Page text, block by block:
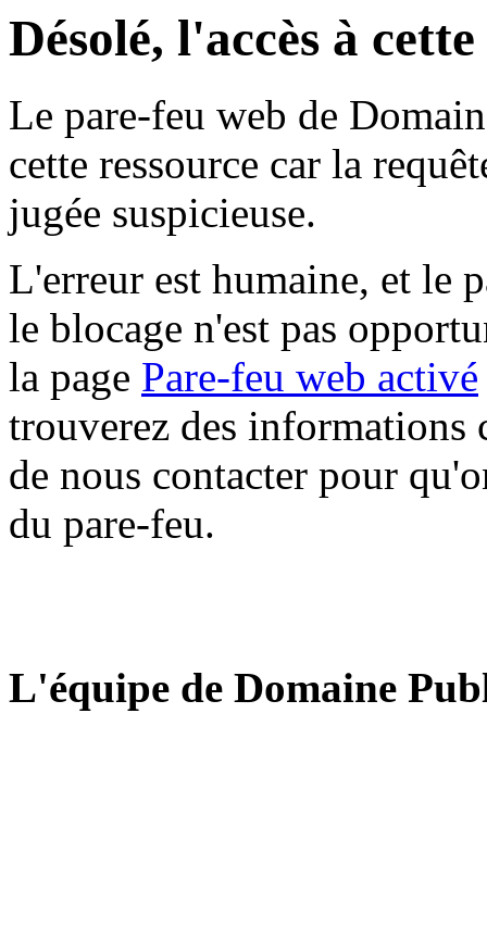
Désolé, l'accès à
Le pare-feu web de
cette ressource car la
jugée suspicieuse.
L'erreur est humaine, et le
le blocage n'est pas
la page Pare-feu web activé
trouverez des informations
de nous contacter pour
du pare-feu.
L'équipe de Domaine